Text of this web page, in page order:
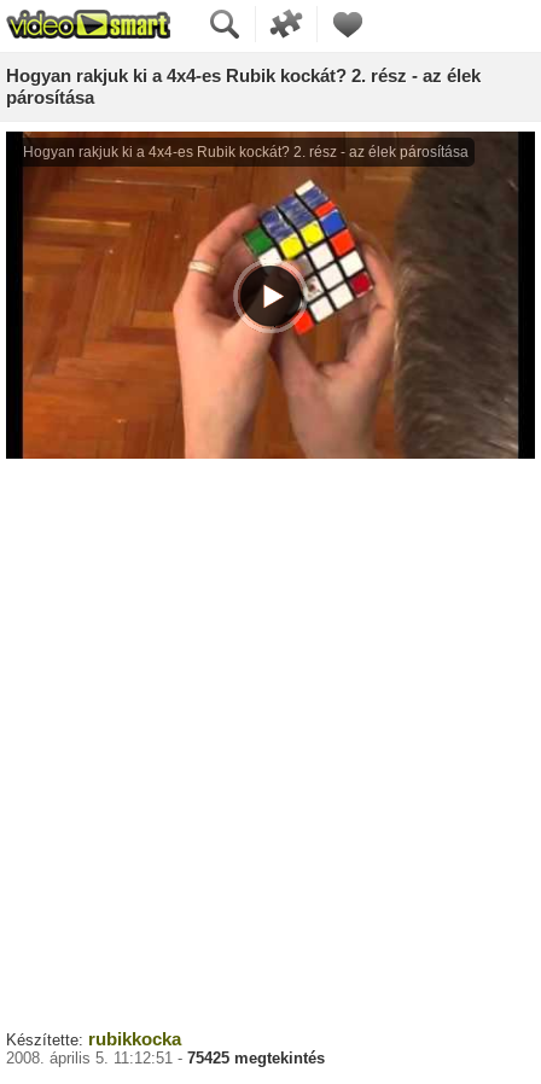
Hogyan rakjuk ki a 4x4-es Rubik kockát? 2. rész - az élek
párosítása
Készítette: rubikkocka
2008. április 5. 11:12:51 - 75425 megtekintés